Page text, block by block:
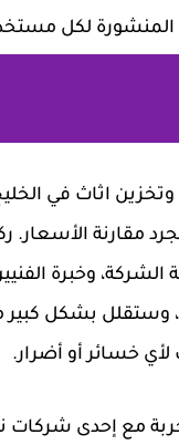
المنشورة لكل
اثاث في
مقارنة الأسعار.
وخبرة
وستقلل بشكل كبير
خسائر أو أضرار.
مع إحدى شركات